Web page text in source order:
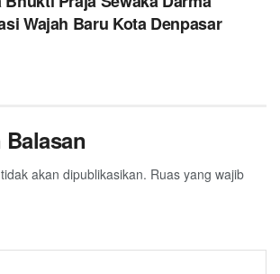
Wajah Baru Kota Denpasar
akan dipublikasikan. Ruas yang wajib